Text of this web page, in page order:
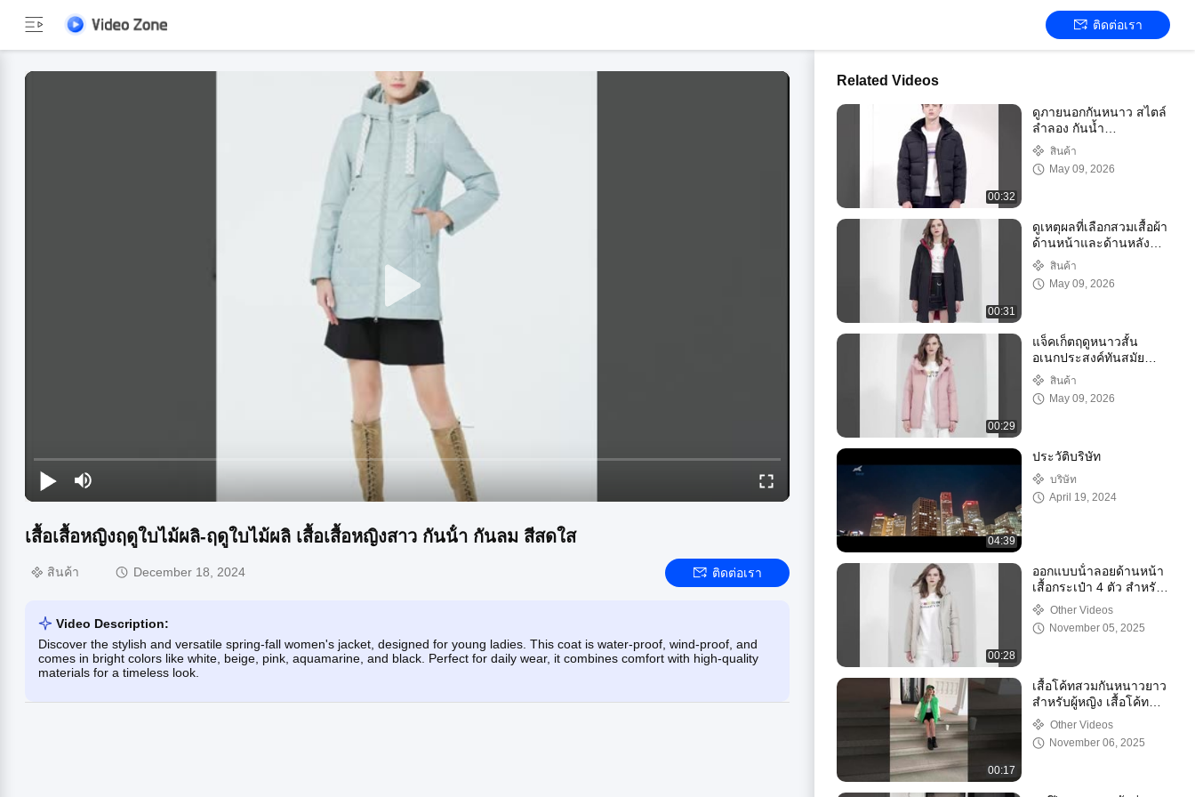
ติดต่อเรา
เสื้อเสื้อหญิงฤดูใบไม้ผลิ-ฤดูใบไม้ผลิ เสื้อเสื้อหญิงสาว กันน้ํา กันลม สีสดใส
สินค้า December 18, 2024 ติดต่อเรา
Video Description:
Discover the stylish and versatile spring-fall women's jacket, designed for young ladies. This coat is water-proof, wind-proof, and
comes in bright colors like white, beige, pink, aquamarine, and black. Perfect for daily wear, it combines comfort with high-quality
materials for a timeless look.
Related Videos
00:32
ดูภายนอกกันหนาว สไตล์
ลำลอง กันน้ำ
โพลีเอสเตอร์ สำหรับการ
สาธิตทุกชนิด
สินค้า
May 09, 2026
00:31
ดูเหตุผลที่เลือกสวมเสื้อผ้า
ด้านหน้าและด้านหลัง
ความมืดและแสงปะทะ
กัน เพื่อธุรกิจและการพัก
ผ่อน
สินค้า
May 09, 2026
00:29
แจ็คเก็ตฤดูหนาวสั้น
อเนกประสงค์ทันสมัย
หลายกระเป๋าแจ็คเก็ตลง
สั้นสำหรับผู้ชายตู้โชว์
สินค้า
May 09, 2026
04:39
ประวัติบริษัท
บริษัท
April 19, 2024
00:28
ออกแบบน้ําลอยด้านหน้า
เสื้อกระเป๋า 4 ตัว สําหรับ
42-50 ขนาด
Other Videos
November 05, 2025
00:17
เสื้อโค้ทสวมกันหนาวยาว
สําหรับผู้หญิง เสื้อโค้ท
สวมกันในรุ่นใหม่
Other Videos
November 06, 2025